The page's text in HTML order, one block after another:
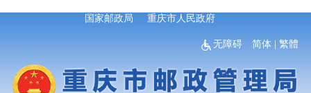
国家邮政局 重庆市人民政府
无障碍 简体 |繁體